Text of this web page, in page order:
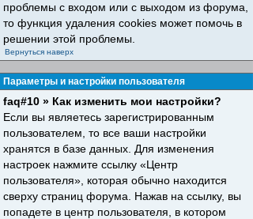
проблемы с входом или с выходом из форума,
то функция удаления cookies может помочь в
решении этой проблемы.
Вернуться наверх
Параметры и настройки пользователя
faq#10 » Как изменить мои настройки?
Если вы являетесь зарегистрированным
пользователем, то все ваши настройки
хранятся в базе данных. Для изменения
настроек нажмите ссылку «Центр
пользователя», которая обычно находится
сверху страниц форума. Нажав на ссылку, вы
попадете в центр пользователя, в котором